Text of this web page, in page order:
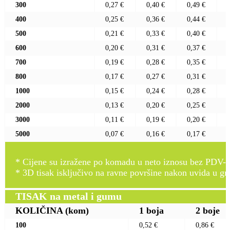
300
0,27 € 0,40 € 0,49 €
400
0,25 € 0,36 € 0,44 €
500
0,21 € 0,33 € 0,40 €
600
0,20 € 0,31 € 0,37 €
700
0,19 € 0,28 € 0,35 €
800
0,17 € 0,27 € 0,31 €
1000
0,15 € 0,24 € 0,28 €
2000
0,13 € 0,20 € 0,25 €
3000
0,11 € 0,19 € 0,20 €
5000
0,07 € 0,16 € 0,17 €
* Cijene su izražene po komadu u neto iznosu bez PDV-
* 3D tisak isključivo na ravne površine nakon uvida u
TISAK na metal i gumu
KOLIČINA (kom) 1 boja 2 boje
100 0,52 €
0,86 €